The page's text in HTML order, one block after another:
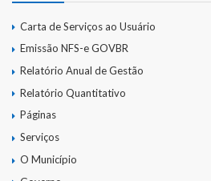
Carta de Serviços ao Usuário
Emissão NFS-e GOVBR
Relatório Anual de Gestão
Relatório Quantitativo
Páginas
Serviços
O Município